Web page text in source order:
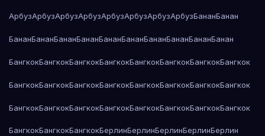
АрбузАрбузАрбузАрбузАрбузАрбузАрбузАрбузБананБанан
БананБананБананБананБананБананБананБананБананБанан
БангкокБангкокБангкокБангкокБангкокБангкокБангкокБангкок
БангкокБангкокБангкокБангкокБангкокБангкокБангкокБангкок
БангкокБангкокБангкокБангкокБангкокБангкокБангкокБангкок
БангкокБангкокБангкокБерлинБерлинБерлинБерлинБерлин